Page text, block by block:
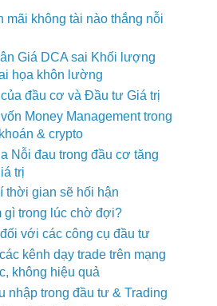
mãi không tài nào thắng nỗi
Giá DCA sai Khối lượng
họa khôn lường
đầu cơ và Đầu tư Giá trị
Money Management trong
& crypto
Nỗi đau trong đầu cơ tăng
trị
thời gian sẽ hối hận
gì trong lúc chờ đợi?
với các công cụ đầu tư
kênh dạy trade trên mạng
không hiệu quả
nhập trong đầu tư & Trading